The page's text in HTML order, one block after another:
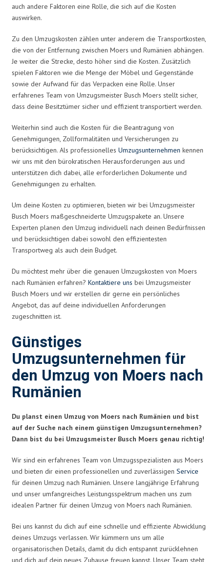
auch andere Faktoren eine Rolle, die sich auf die Kosten
auswirken.
Zu den Umzugskosten zählen unter anderem die Transportkosten,
die von der Entfernung zwischen Moers und Rumänien abhängen.
Je weiter die Strecke, desto höher sind die Kosten. Zusätzlich
spielen Faktoren wie die Menge der Möbel und Gegenstände
sowie der Aufwand für das Verpacken eine Rolle. Unser
erfahrenes Team von Umzugsmeister Busch Moers stellt sicher,
dass deine Besitztümer sicher und effizient transportiert werden.
Weiterhin sind auch die Kosten für die Beantragung von
Genehmigungen, Zollformalitäten und Versicherungen zu
berücksichtigen. Als professionelles Umzugsunternehmen kennen
wir uns mit den bürokratischen Herausforderungen aus und
unterstützen dich dabei, alle erforderlichen Dokumente und
Genehmigungen zu erhalten.
Um deine Kosten zu optimieren, bieten wir bei Umzugsmeister
Busch Moers maßgeschneiderte Umzugspakete an. Unsere
Experten planen den Umzug individuell nach deinen Bedürfnissen
und berücksichtigen dabei sowohl den effizientesten
Transportweg als auch dein Budget.
Du möchtest mehr über die genauen Umzugskosten von Moers
nach Rumänien erfahren? Kontaktiere uns bei Umzugsmeister
Busch Moers und wir erstellen dir gerne ein persönliches
Angebot, das auf deine individuellen Anforderungen
zugeschnitten ist.
Günstiges
Umzugsunternehmen für
den Umzug von Moers nach
Rumänien
Du planst einen Umzug von Moers nach Rumänien und bist
auf der Suche nach einem günstigen Umzugsunternehmen?
Dann bist du bei Umzugsmeister Busch Moers genau richtig!
Wir sind ein erfahrenes Team von Umzugsspezialisten aus Moers
und bieten dir einen professionellen und zuverlässigen Service
für deinen Umzug nach Rumänien. Unsere langjährige Erfahrung
und unser umfangreiches Leistungsspektrum machen uns zum
idealen Partner für deinen Umzug von Moers nach Rumänien.
Bei uns kannst du dich auf eine schnelle und effiziente Abwicklung
deines Umzugs verlassen. Wir kümmern uns um alle
organisatorischen Details, damit du dich entspannt zurücklehnen
und dich auf dein neues Zuhause freuen kannst. Unser Team steht